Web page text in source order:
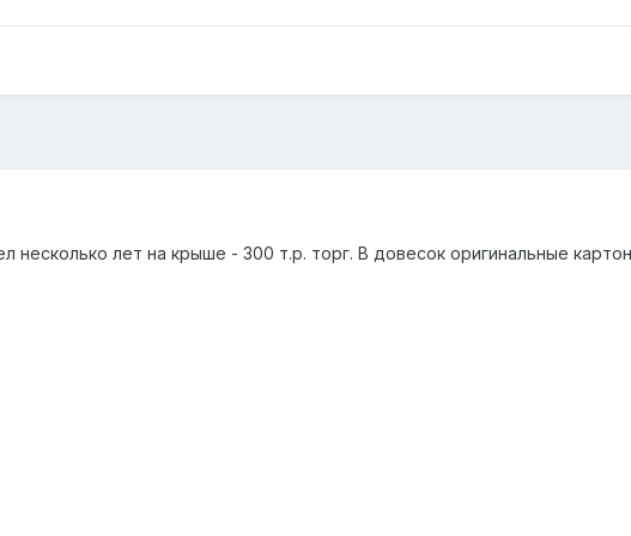
несколько лет на крыше - 300 т.р. торг. В довесок оригинальные